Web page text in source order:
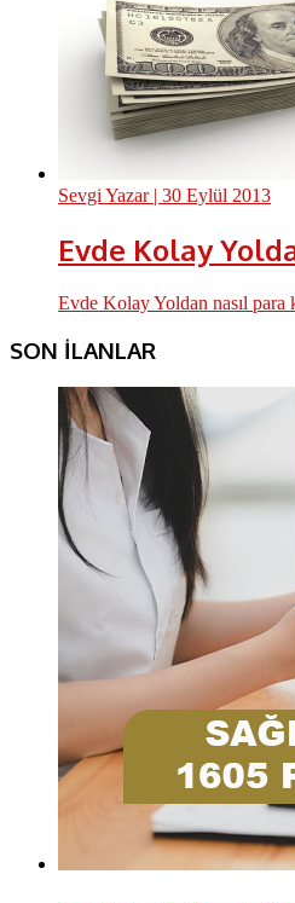
Sevgi Yazar| 30 Eylül 2013
Evde Kolay
Evde Kolay Yoldan nasıl para
SON İLANLAR